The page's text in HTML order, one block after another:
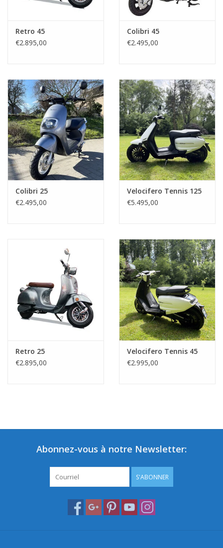
Retro 45
€2.895,00
Colibri 45
€2.495,00
Colibri 25
€2.495,00
Velocifero Tennis 125
€5.495,00
Retro 25
€2.895,00
Velocifero Tennis 45
€2.995,00
Abonnez-vous à notre Newsletter:
S'ABONNER